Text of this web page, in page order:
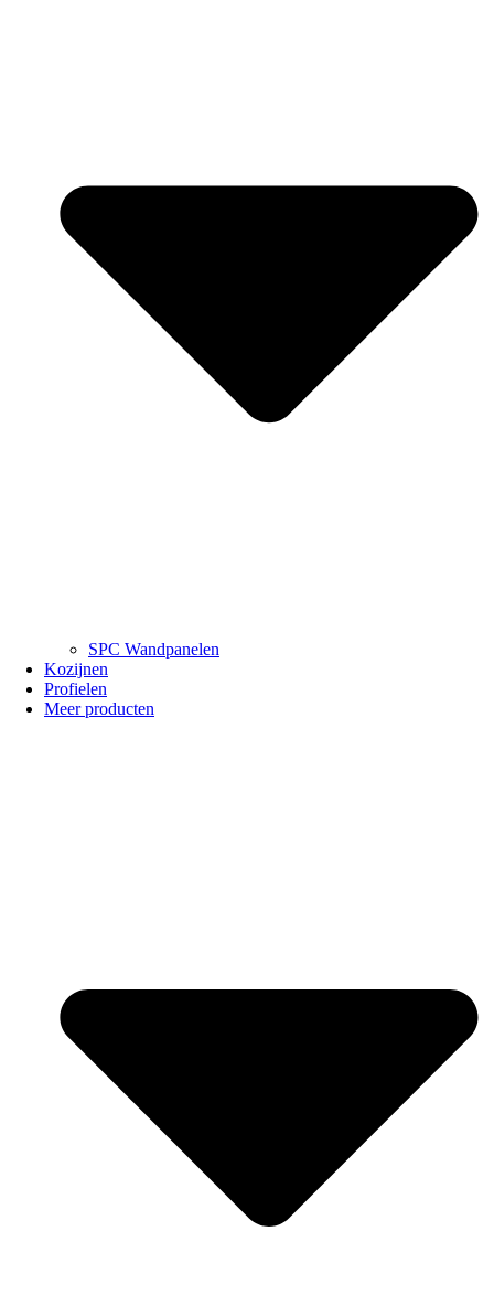
SPC Wandpanelen
Kozijnen
Profielen
Meer producten